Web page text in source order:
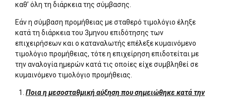
καθ’ όλη τη διάρκεια της σύμβασης.
Εάν η σύμβαση προμήθειας με σταθερό τιμολόγιο έληξε
κατά τη διάρκεια του 3μηνου επιδότησης των
επιχειρήσεων και ο καταναλωτής επέλεξε κυμαινόμενο
τιμολόγιο προμήθειας, τότε η επιχείρηση επιδοτείται με
την αναλογία ημερών κατά τις οποίες είχε συμβληθεί σε
κυμαινόμενο τιμολόγιο προμήθειας.
Ποια η μεσοσταθμική αύξηση που σημειώθηκε κατά την